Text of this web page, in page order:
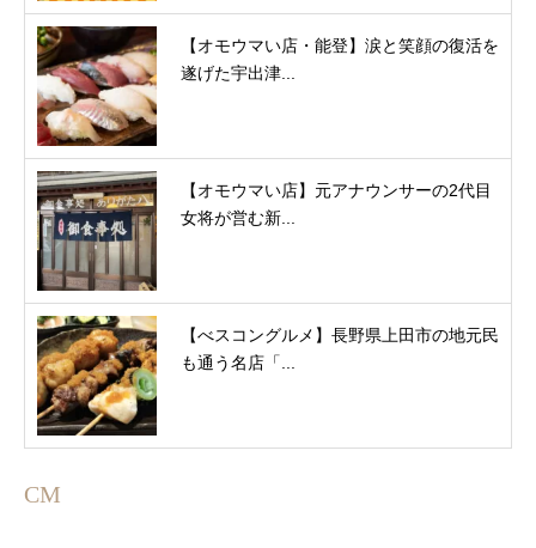
【オモウマい店・能登】涙と笑顔の復活を
遂げた宇出津...
【オモウマい店】元アナウンサーの2代目
女将が営む新...
【べスコングルメ】長野県上田市の地元民
も通う名店「...
CM